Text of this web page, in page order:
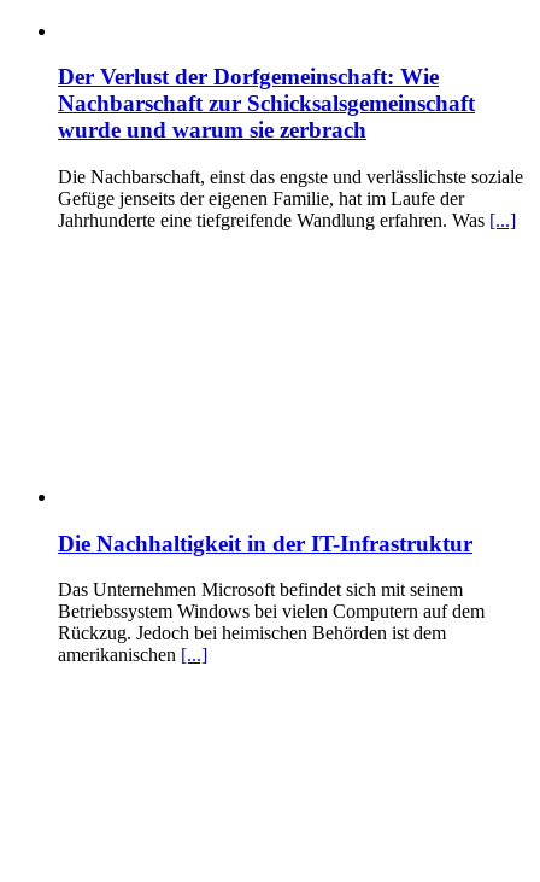
Der Verlust der Dorfgemeinschaft: Wie
Nachbarschaft zur Schicksalsgemeinschaft
wurde und warum sie zerbrach
Die Nachbarschaft, einst das engste und verlässlichste soziale
Gefüge jenseits der eigenen Familie, hat im Laufe der
Jahrhunderte eine tiefgreifende Wandlung erfahren. Was [...]
Die Nachhaltigkeit in der IT-Infrastruktur
Das Unternehmen Microsoft befindet sich mit seinem
Betriebssystem Windows bei vielen Computern auf dem
Rückzug. Jedoch bei heimischen Behörden ist dem
amerikanischen [...]